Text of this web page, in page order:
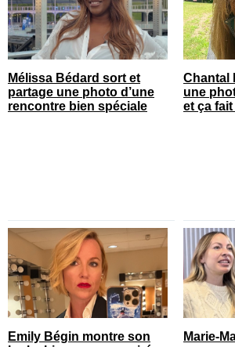
Mélissa Bédard sort et
partage une photo d’une
rencontre bien spéciale
Chantal
une
et ça
Emily Bégin montre son
Marie-